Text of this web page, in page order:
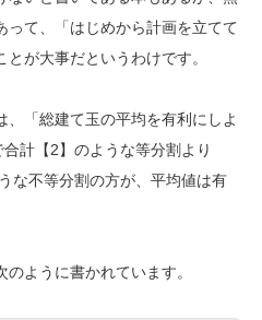
って、「はじめから計画を立てて
が大事だというわけです。
、「総建て玉の平均を有利にしよ
計【2】のような等分割より
な不等分割の方が、平均値は有
ように書かれています。